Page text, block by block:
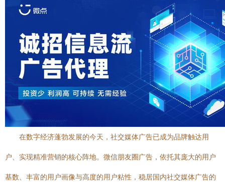
在数字经济蓬勃发展的今天，社交媒体广告已成为品牌触达用
户、实现精准营销的核心阵地。微信朋友圈广告，依托其庞大的用户
基数、丰富的用户画像与高度的用户粘性，稳居国内社交媒体广告的